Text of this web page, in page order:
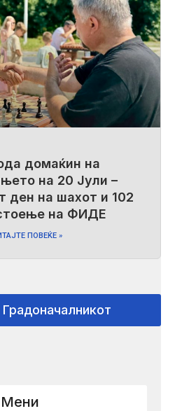
домаќин на
на 20 Јули –
ден на шахот и 102
на ФИДЕ
ПОВЕЌЕ »
Мени